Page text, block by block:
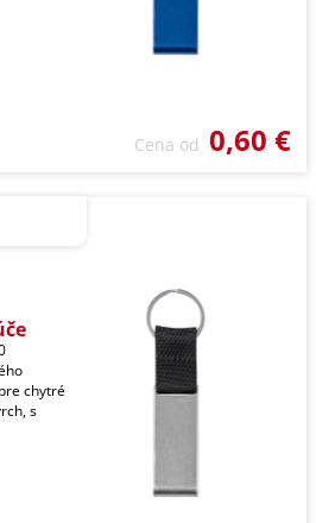
Cena od 0,60 €
chytré
s